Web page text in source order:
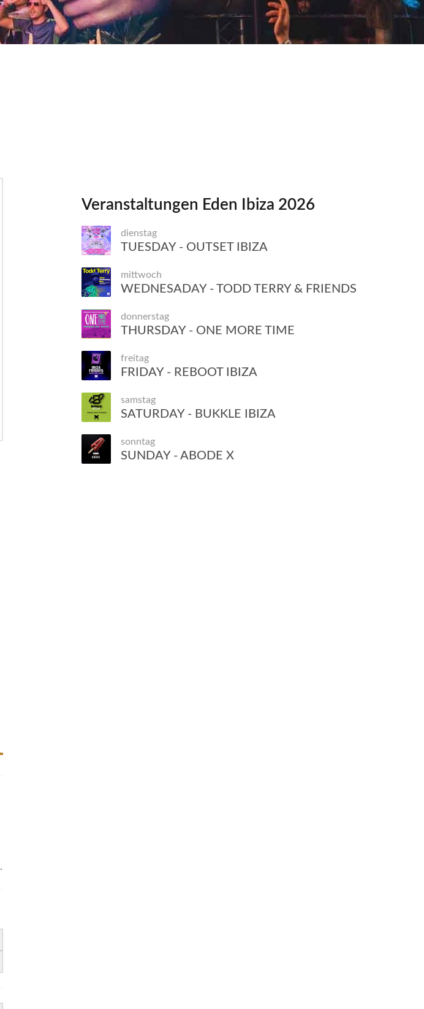
Veranstaltungen Eden Ibiza 2026
dienstag
TUESDAY - OUTSET IBIZA
mittwoch
WEDNESADAY - TODD TERRY & FRIENDS
donnerstag
THURSDAY - ONE MORE TIME
freitag
FRIDAY - REBOOT IBIZA
samstag
SATURDAY - BUKKLE IBIZA
sonntag
SUNDAY - ABODE X
.